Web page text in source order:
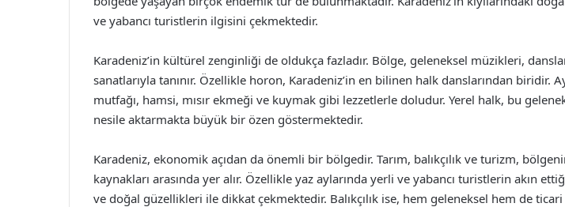
ve yabancı turistlerin ilgisini çekmektedir.
Karadeniz’in kültürel zenginliği de oldukça fazladır. Bölge, geleneksel müzikleri,
sanatlarıyla tanınır. Özellikle horon, Karadeniz’in en bilinen halk danslarından biridir.
mutfağı, hamsi, mısır ekmeği ve kuymak gibi lezzetlerle doludur. Yerel halk, bu
nesile aktarmakta büyük bir özen göstermektedir.
Karadeniz, ekonomik açıdan da önemli bir bölgedir. Tarım, balıkçılık ve turizm,
kaynakları arasında yer alır. Özellikle yaz aylarında yerli ve yabancı turistlerin akın
ve doğal güzellikleri ile dikkat çekmektedir. Balıkçılık ise, hem geleneksel hem de